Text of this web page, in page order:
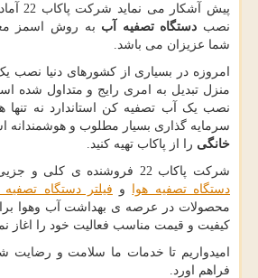
پیش
نصب دستگاه تصفیه آب به روش اسمز
شما عزیزان می باشد.
امروزه در بسیاری از کشورهای دنیا نصب
منزل تبدیل به امری رایج و متداول شده
نصب یک آب تصفیه کن استاندارد نه تنها
سرمایه گذاری بسیار مطلوب و هوشمندانه
خانگی را از پاکاب تهیه کنید.
شرکت پاکاب 22 فروشنده ی کلی و جزیی
دستگاه تصفیه هوا و فیلتر دستگاه
محصولات در عرصه ی بهداشت آب وهوا
کیفیت و قیمت مناسب فعالیت خود را اغاز
امیدواریم تا خدمات ما سلامت و رضایت
فراهم اورد.